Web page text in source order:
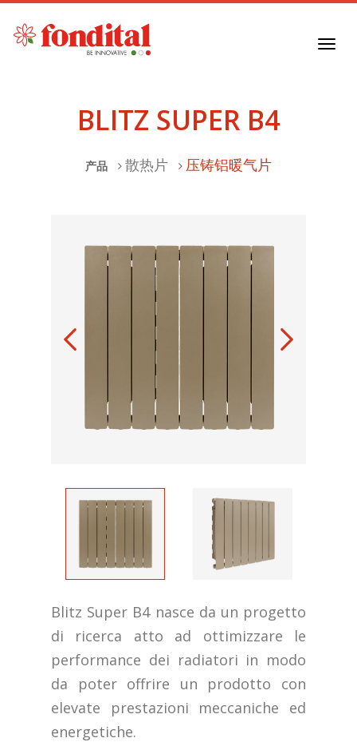
BLITZ SUPER B4
产品 散热片 压铸铝暖气片
Blitz Super B4 nasce da un progetto
di ricerca atto ad ottimizzare le
performance dei radiatori in modo
da poter offrire un prodotto con
elevate prestazioni meccaniche ed
energetiche.